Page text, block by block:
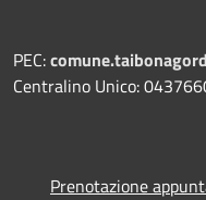
PEC:
Centralino Unico:
Prenotazione